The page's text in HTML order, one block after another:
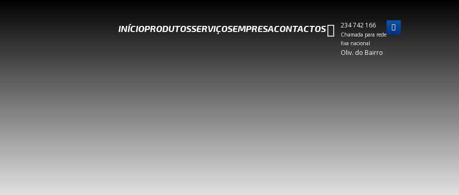
INÍCIOPRODUTOSSERVIÇOSEMPRESACONTACTOS 234 742 166
Chamada para rede
fixa nacional
Oliv. do Bairro